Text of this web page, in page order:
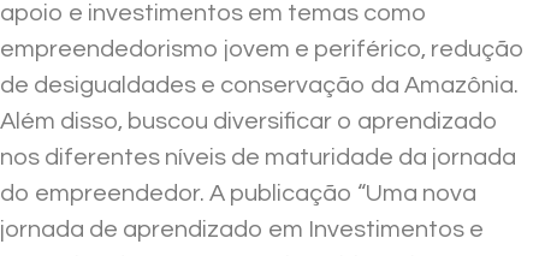
apoio e investimentos em temas como
empreendedorismo jovem e periférico, redução
de desigualdades e conservação da Amazônia.
Além disso, buscou diversificar o aprendizado
nos diferentes níveis de maturidade da jornada
do empreendedor. A publicação “Uma nova
jornada de aprendizado em Investimentos e